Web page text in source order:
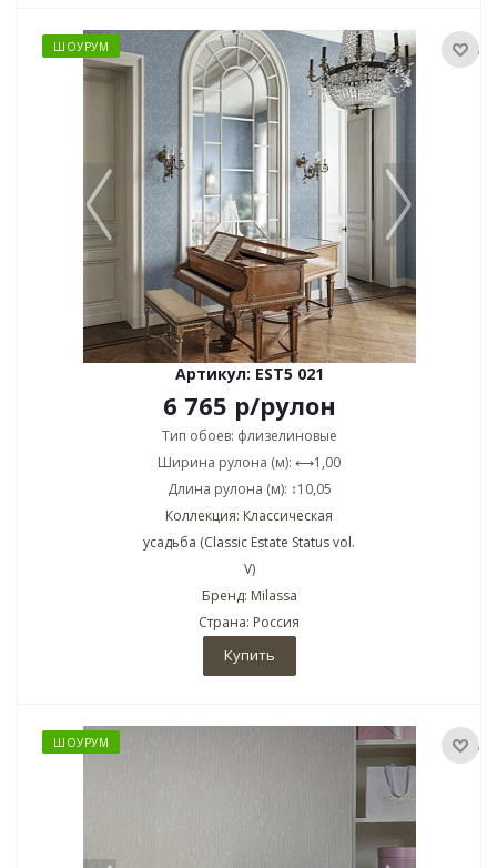
ШОУРУМ
Артикул: EST5 021
6 765 р/рулон
Тип обоев: флизелиновые
Ширина рулона (м): ⟷1,00
Длина рулона (м): ↕10,05
Коллекция: Классическая
усадьба (Classic Estate Status vol.
V)
Бренд: Milassa
Страна: Россия
Купить
ШОУРУМ